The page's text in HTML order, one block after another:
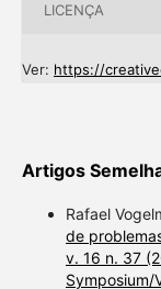
LICENÇA
Ver: https://
Artigos
Rafael
de
v. 16 n. 37
Symposium/